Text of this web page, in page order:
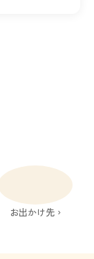
お出かけ先 ›